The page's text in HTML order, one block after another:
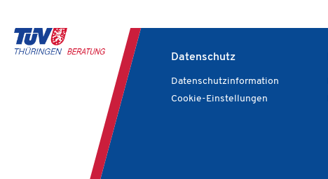
Datenschutz
Datenschutzinformation
Cookie-Einstellungen